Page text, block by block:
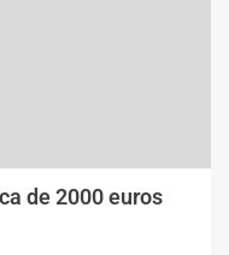
de 2000 euros